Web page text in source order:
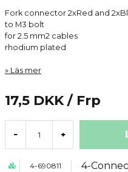
Fork connector 2xRed and
to M3 bolt
for 2.5 mm2 cables
rhodium plated
Läs mer
17,5 DKK / Frp
- +
4-690811 4-